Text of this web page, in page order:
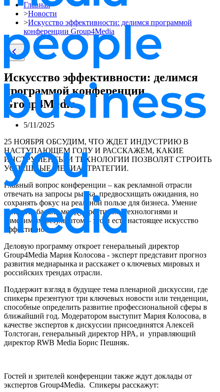
Главная
>Новости
>Искусство эффективности: делимся программой
конференции Group4Media
Искусство эффективности: делимся
программой конференции
Group4Media
5/11/2025
25 НОЯБРЯ ОБСУДИМ, ЧТО ЖДЕТ ИНДУСТРИЮ В
НАСТУПАЮЩЕМ ГОДУ И РАССКАЖЕМ, КАКИЕ
ИНСТРУМЕНТЫ И ТЕХНОЛОГИИ ПОЗВОЛЯТ СТРОИТЬ
УСПЕШНЫЕ МЕДИАСТРАТЕГИИ.
Главный вопрос конференции – как рекламной отрасли
отвечать на запросы рынка, предвосхищать ожидания, но
сохранять фокус на реальной пользе для бизнеса. Умение
находить баланс между креативом, технологиями и
измеримым результатом – это и есть настоящее искусство
эффективности.
Деловую программу откроет генеральный директор
Group4Media Мария Колосова - эксперт представит прогноз
развития медиарынка и расскажет о ключевых мировых и
российских трендах отрасли.
Поддержит взгляд в будущее тема пленарной дискуссии, где
спикеры презентуют три ключевых новости или тенденции,
способные определить развитие профессиональной сферы в
ближайший год. Модератором выступит Мария Колосова, в
качестве экспертов к дискуссии присоединятся Алексей
Толстоган, генеральный директор НРА, и управляющий
директор RWB Media Борис Пешняк.
Гостей и зрителей конференции также ждут доклады от
экспертов Group4Media. Спикеры расскажут: